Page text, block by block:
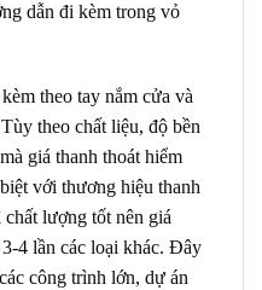
dẫn đi kèm trong vỏ
theo tay nắm cửa và
theo chất liệu, độ bền
giá thanh thoát hiểm
với thương hiệu thanh
lượng tốt nên giá
4 lần các loại khác. Đây
công trình lớn, dự án